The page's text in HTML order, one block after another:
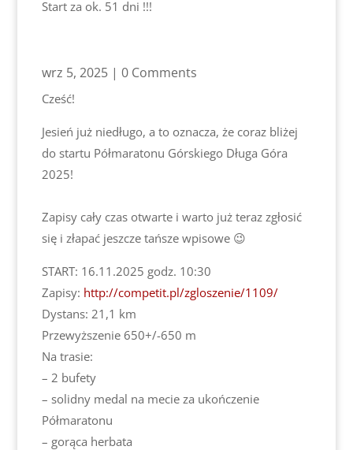
Start za ok. 51 dni !!!
wrz 5, 2025| 0 Comments
Cześć!
Jesień już niedługo, a to oznacza, że coraz bliżej
do startu Półmaratonu Górskiego Długa Góra
2025!
Zapisy cały czas otwarte i warto już teraz zgłosić
się i złapać jeszcze tańsze wpisowe 😉
START: 16.11.2025 godz. 10:30
Zapisy: http://competit.pl/zgloszenie/1109/
Dystans: 21,1 km
Przewyższenie 650+/-650 m
Na trasie:
– 2 bufety
– solidny medal na mecie za ukończenie
Półmaratonu
– gorąca herbata